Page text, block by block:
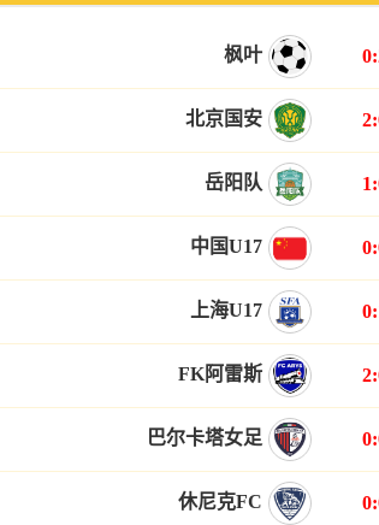
枫叶
北京国安
岳阳队
中国U17
上海U17
FK阿雷斯
巴尔卡塔女足
休尼克FC